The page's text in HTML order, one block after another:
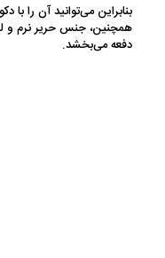
بنابراین می‌توانید آن را
همچنین، جنس حریر نرم و
دفعه می‌بخشد.